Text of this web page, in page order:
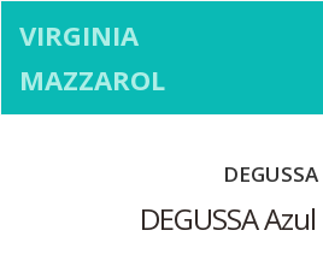
VIRGINIA
MAZZAROL
DEGUSSA
DEGUSSA